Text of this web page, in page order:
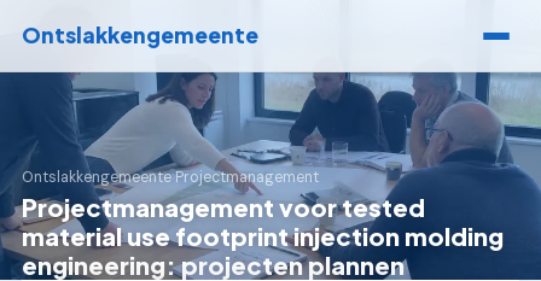
Ontslakkengemeente
Ontslakkengemeente›Projectmanagement
Projectmanagement voor tested
material use footprint injection molding
engineering: projecten plannen